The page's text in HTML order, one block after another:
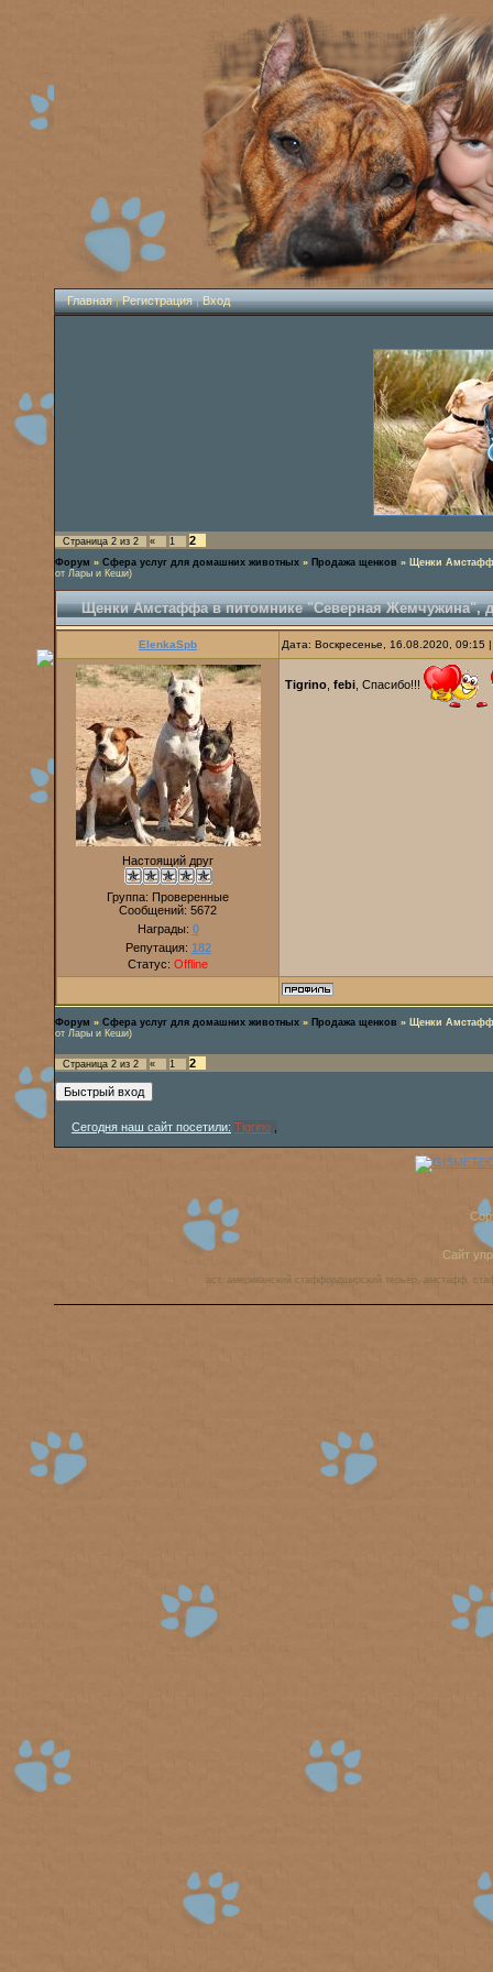
Главная|Регистрация|Вход
Страница 2 из 2 « 1 2
Форум » Сфера услуг для домашних животных » Продажа щенков » Щенки
от Лары и Кеши)
Щенки Амстаффа в питомнике "Северная Жемчужина",
ElenkaSpb Дата: Воскресенье, 16.08.2020,
Настоящий друг
Группа: Проверенные
Сообщений: 5672
Награды: 0
Репутация: 182
Статус: Offline
Tigrino febi , Спасибо!!!
Форум » Сфера услуг для домашних животных » Продажа щенков » Щенки
от Лары и Кеши)
Страница 2 из 2 « 1 2
Сегодня наш сайт посетили: Tigrino
Сайт
аст, американский стаффордширский терьер, амстафф,